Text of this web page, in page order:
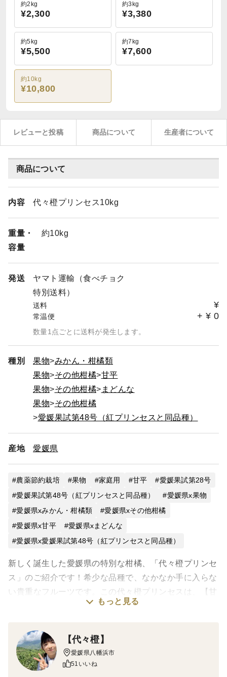
約2kg
¥2,300
約3kg
¥3,380
約5kg
¥5,500
約7kg
¥7,600
約10kg
¥10,800
レビューと投稿 商品について 生産者について
商品について
内容 代々橙プリンセス10kg
重量・
容量
約10kg
発送
ヤマト運輸（食べチョク
特別送料）
送料 ¥
常温便 + ¥ 0
数量1点ごとに送料が発生します。
種別 果物
みかん・柑橘類
果物
その他柑橘
甘平
果物
その他柑橘
まどんな
果物
その他柑橘
愛媛果試第48号（紅プリンセスと同品種）
産地 愛媛県
農薬節約栽培 果物 家庭用 甘平
愛媛果試第28号
愛媛果試第48号（紅プリンセスと同品種）
愛媛県x果物
愛媛県xみかん・柑橘類
愛媛県xその他柑橘
愛媛県x甘平
愛媛県xまどんな
愛媛県x愛媛果試第48号（紅プリンセスと同品種）
新しく誕生した愛媛県の特別な柑橘、「代々橙プリンセ
ス」のご紹介です！希少な品種で、なかなか手に入らな
い貴重なフルーツです。この代々橙プリンセスは、【甘
平】と【紅まどんな】の交配によって生まれました。品
す！ 代々橙プリンセスは、紅まどんなのゼリーのよう
な食感と甘平の濃厚な甘みが特徴です。果肉は柔らかく
ジューシーで、果実の色は鮮やかなオレンジ色です。ま
もっと見る
【代々橙】
愛媛県八幡浜市
51いいね